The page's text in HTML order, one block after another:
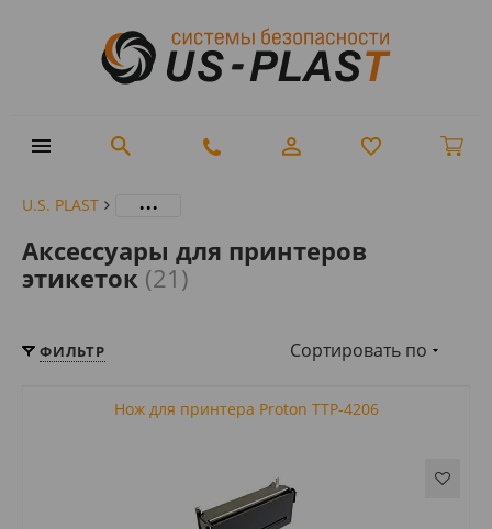
U.S. PLAST ...
Аксессуары для принтеров
этикеток (21)
ФИЛЬТР Сортировать по
Нож для принтера Proton TTP-4206